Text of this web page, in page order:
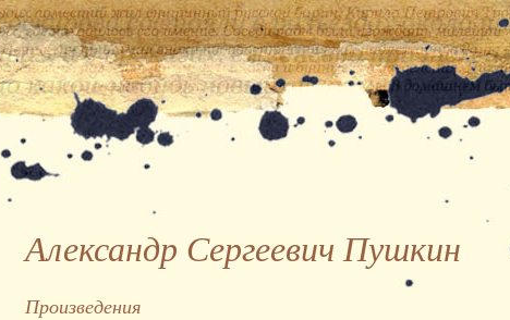
Александр Сергеевич Пушкин
Произведения